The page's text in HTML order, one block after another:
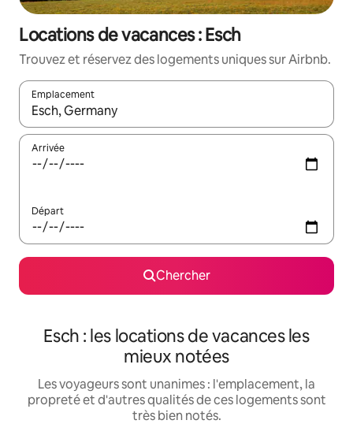
Locations de vacances : Esch
Trouvez et réservez des logements uniques sur Airbnb.
Emplacement
Quand les résultats sont affichés, parcourez-les en utilisant
Arrivée
Départ
Chercher
Esch : les locations de vacances les
mieux notées
Les voyageurs sont unanimes : l'emplacement, la
propreté et d'autres qualités de ces logements sont
très bien notés.